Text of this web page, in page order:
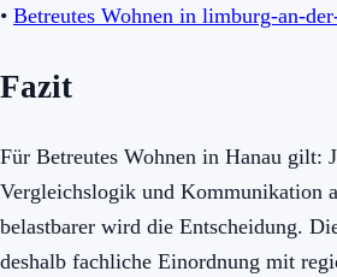
• Betreutes Wohnen in limburg-an-
Fazit
Für Betreutes Wohnen in Hanau gilt:
Vergleichslogik und Kommunikation
belastbarer wird die Entscheidung.
deshalb fachliche Einordnung mit